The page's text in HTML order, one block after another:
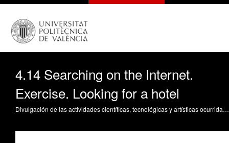
4.14 Searching on the Internet.
Exercise. Looking for a hotel
Divulgación de las actividades científicas, tecnológicas y artísticas ocurridas en los tres campus de la UPV